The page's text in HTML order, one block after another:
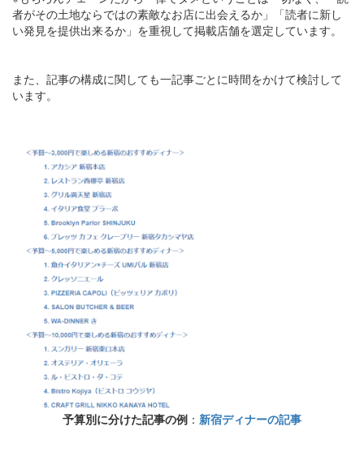
者がその土地ならではの素敵なお店に出会えるか」「読者に新し
い発見を提供出来るか」を重視して掲載店舗を選定しています。
また、記事の構成に関しても一記事ごとに時間をかけて検討して
います。
予算別に分けた記事の例 ： 新宿ディナーの記事